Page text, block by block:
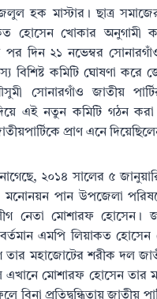
হক মাস্টার। ছাত্র
হোসেন খোকার অনুগামী
পর দিন ২১ নভেম্বর
বিশিষ্ট কমিটি ঘোষণা করে
সোনারগাঁও জাতীয়
এই নতুন কমিটি গঠন
প্রাণ এনে
২০১৪ সালের ৫
মনোনয়ন পান উপজেলা
নেতা মোশারফ হোসেন।
এমপি লিয়াকত
তার মহাজোটের শরীক দল
এখানে মোশারফ হোসেন তার
বিনা প্রতিদ্বন্ধিতায় জাতীয়